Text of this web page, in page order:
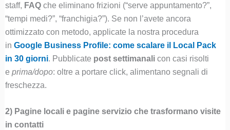
staff, FAQche eliminano frizioni (“serve appuntamento?”,
“tempi medi?”, “franchigia?”). Se non l’avete ancora
ottimizzato con metodo, applicate la nostra procedura
in Google Business Profile: come scalare il Local Pack
in 30 giorni. Pubblicate post settimanalicon casi risolti
e prima/dopo: oltre a portare click, alimentano segnali di
freschezza.
2) Pagine locali e pagine servizio che trasformano visite
in contatti